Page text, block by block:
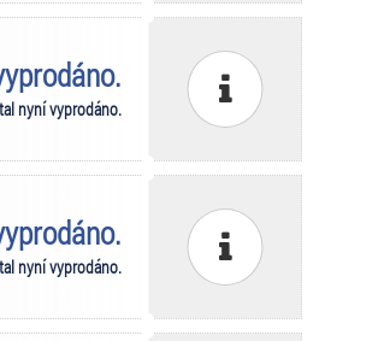
nyní vyprodáno.
nyní vyprodáno.